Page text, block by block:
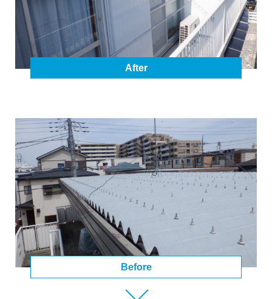
After
Before